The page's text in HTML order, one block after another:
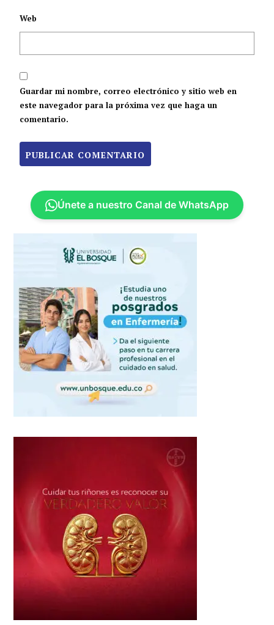
Web
Guardar mi nombre, correo electrónico y sitio web en
este navegador para la próxima vez que haga un
comentario.
Únete a nuestro Canal de WhatsApp